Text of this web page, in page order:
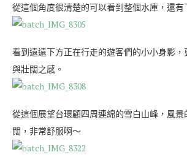
從這個角度很清楚的可以看到整個水庫，還有
看到遠遠下方正在行走的遊客們的小小身影
與壯闊之感。
從這個展望台環顧四周連綿的雪白山峰，風
闊，非常舒服啊～